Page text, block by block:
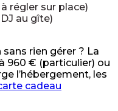
régler sur place)
au gîte)
rien gérer ? La
960 € (particulier) ou
l’hébergement, les
cadeau